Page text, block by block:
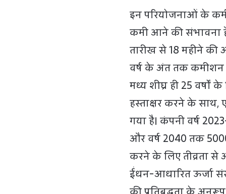
इन परियोजनाओं के
कमी आने की संभावना
तारीख से 18 महीने
वर्ष के अंत तक कमीशन
मध्य शीघ्र ही 25 वर्षों
हस्ताक्षर करने के साथ,
गया है। कंपनी वर्ष
और वर्ष 2040 तक
करने के लिए तीव्रता से
ईंधन-आधारित ऊर्जा